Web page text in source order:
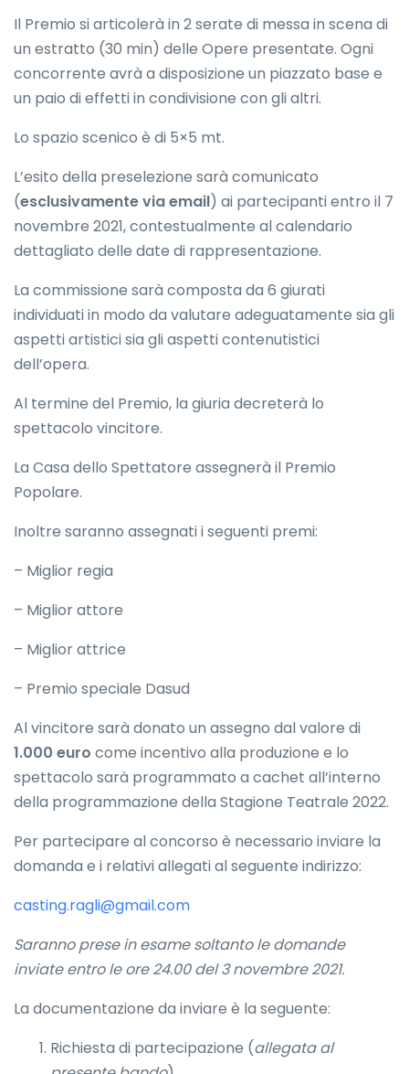
Il Premio si articolerà in 2 serate di messa in scena di
un estratto (30 min) delle Opere presentate. Ogni
concorrente avrà a disposizione un piazzato base e
un paio di effetti in condivisione con gli altri.
Lo spazio scenico è di 5×5 mt.
L’esito della preselezione sarà comunicato
(esclusivamente via email) ai partecipanti entro il 7
novembre 2021, contestualmente al calendario
dettagliato delle date di rappresentazione.
La commissione sarà composta da 6 giurati
individuati in modo da valutare adeguatamente sia gli
aspetti artistici sia gli aspetti contenutistici
dell’opera.
Al termine del Premio, la giuria decreterà lo
spettacolo vincitore.
La Casa dello Spettatore assegnerà il Premio
Popolare.
Inoltre saranno assegnati i seguenti premi:
– Miglior regia
– Miglior attore
– Miglior attrice
– Premio speciale Dasud
Al vincitore sarà donato un assegno dal valore di
1.000 euro come incentivo alla produzione e lo
spettacolo sarà programmato a cachet all’interno
della programmazione della Stagione Teatrale 2022.
Per partecipare al concorso è necessario inviare la
domanda e i relativi allegati al seguente indirizzo:
casting.ragli@gmail.com
Saranno prese in esame soltanto le domande
inviate entro le ore 24.00 del 3 novembre 2021.
La documentazione da inviare è la seguente:
Richiesta di partecipazione (allegata al